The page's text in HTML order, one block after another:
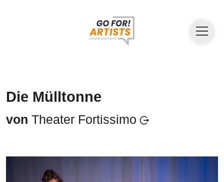
Die Mülltonne
von Theater Fortissimo